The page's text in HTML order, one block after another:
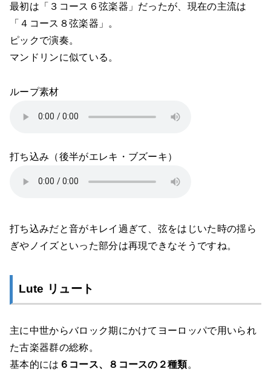
最初は「３コース６弦楽器」だったが、現在の主流は
「４コース８弦楽器」。
ピックで演奏。
マンドリンに似ている。
ループ素材
打ち込み（後半がエレキ・ブズーキ）
打ち込みだと音がキレイ過ぎて、弦をはじいた時の揺ら
ぎやノイズといった部分は再現できなそうですね。
Lute リュート
主に中世からバロック期にかけてヨーロッパで用いられ
た古楽器群の総称。
基本的には ６コース、８コースの２種類。